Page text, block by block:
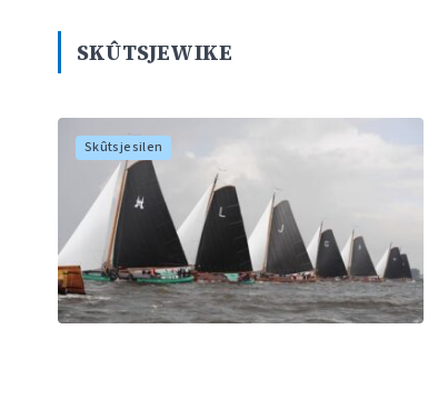
SKÛTSJEWIKE
Skûtsjesilen